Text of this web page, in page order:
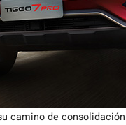
camino de